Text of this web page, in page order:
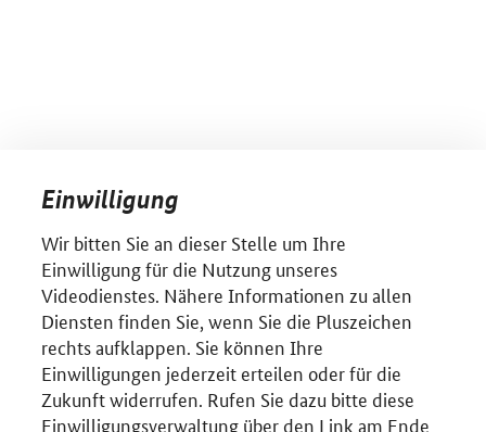
Einwilligung
Wir bitten Sie an dieser Stelle um Ihre
Einwilligung für die Nutzung unseres
Videodienstes. Nähere Informationen zu allen
Diensten finden Sie, wenn Sie die Pluszeichen
rechts aufklappen. Sie können Ihre
Einwilligungen jederzeit erteilen oder für die
Zukunft widerrufen. Rufen Sie dazu bitte diese
Einwilligungsverwaltung über den Link am Ende